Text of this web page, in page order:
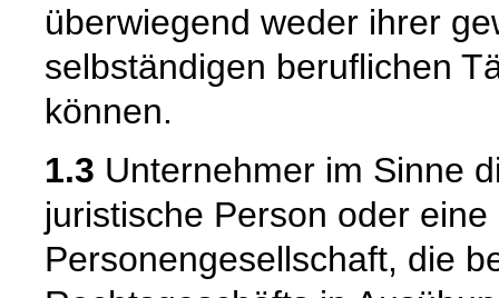
überwiegend weder ihrer
selbständigen beruflichen
können.
1.3 Unternehmer im Sinne
juristische Person oder
Personengesellschaft, die